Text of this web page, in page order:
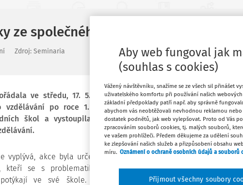
ze společného vzdělávání po roce 1
Zdroj: Seminaria
ve středu, 17. 5. 2017 celostátní konferenci Inkluze –
vzdělávání po roce 1. Konference se konala pod záštitou
škol a vystoupila na ní mimo jiné Jana Zapletalová
vyplývá, akce byla určena
kteří se s problematikou
ve své škole. Se
Aby web fungoval jak
(souhlas s cookies)
Vážený návštěvníku, snažíme se ze všech sil přinášet
uživatelského komfortu při používání našich webových
základní předpoklady patří např. aby správně
abychom vás neobtěžovali nevhodnou reklamou
dostatek podnětů, jak web vylepšovat. Proto od Vás
zpracováním souborů cookies, tj. malých souborů,
ve vašem prohlížeči. Předem děkujeme za udělení
ke zlepšování našich služeb a přizpůsobení obsahu
míru. Oznámení o ochraně osobních údajů a souborů
Přijmout všechny soubory